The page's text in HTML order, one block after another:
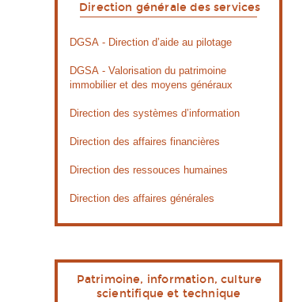
DGSA - Direction d’aide au pilotage
DGSA - Valorisation du patrimoine
immobilier et des moyens généraux
Direction des systèmes d’information
Direction des affaires financières
Direction des ressouces humaines
Direction des affaires générales
Direction générale des services
Patrimoine, information, culture
scientifique et technique